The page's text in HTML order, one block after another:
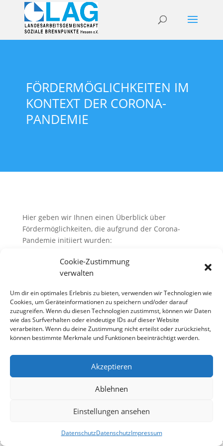
Cookie-Zustimmung
verwalten
Um dir ein optimales Erlebnis zu bieten, verwenden wir Technologien wie
Cookies, um Geräteinformationen zu speichern und/oder darauf
zuzugreifen. Wenn du diesen Technologien zustimmst, können wir Daten
wie das Surfverhalten oder eindeutige IDs auf dieser Website
verarbeiten. Wenn du deine Zustimmung nicht erteilst oder zurückziehst,
können bestimmte Merkmale und Funktionen beeinträchtigt werden.
Akzeptieren
Ablehnen
Einstellungen ansehen
DatenschutzDatenschutzImpressum
FÖRDERMÖGLICHKEITEN IM
KONTEXT DER CORONA-
PANDEMIE
Hier geben wir Ihnen einen Überblick über
Fördermöglichkeiten, die aufgrund der Corona-
Pandemie initiiert wurden:
Kinderhilfswerks
Hessisches Förderprogramm zur „Weiterführung
der Vereins- und Kulturarbeit“
Aufruf für Pilotkommunen: Digitale Bürgerdialoge
in Zeiten von Corona, Bertelsmann-Stiftung
Datenschutz